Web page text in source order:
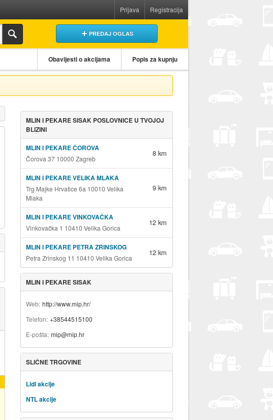
Prijava Registracija
PREDAJ OGLAS
Obavijesti o akcijama Popis za kupnju
MLIN I PEKARE SISAK POSLOVNICE U TVOJOJ
BLIZINI
MLIN I PEKARE ČOROVA
Čorova 37 10000 Zagreb
8 km
MLIN I PEKARE VELIKA MLAKA
Trg Majke Hrvatice 6a 10010 Velika
Mlaka
9 km
MLIN I PEKARE VINKOVAČKA
Vinkovačka 1 10410 Velika Gorica
12 km
MLIN I PEKARE PETRA ZRINSKOG
Petra Zrinskog 11 10410 Velika Gorica
12 km
MLIN I PEKARE SISAK
Web http://www.mip.hr/
Telefon +38544515100
E-pošta mip@mip.hr
SLIČNE TRGOVINE
Lidl akcije
NTL akcije